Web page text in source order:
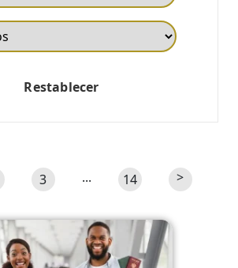
Restablecer
3 ... 14 >